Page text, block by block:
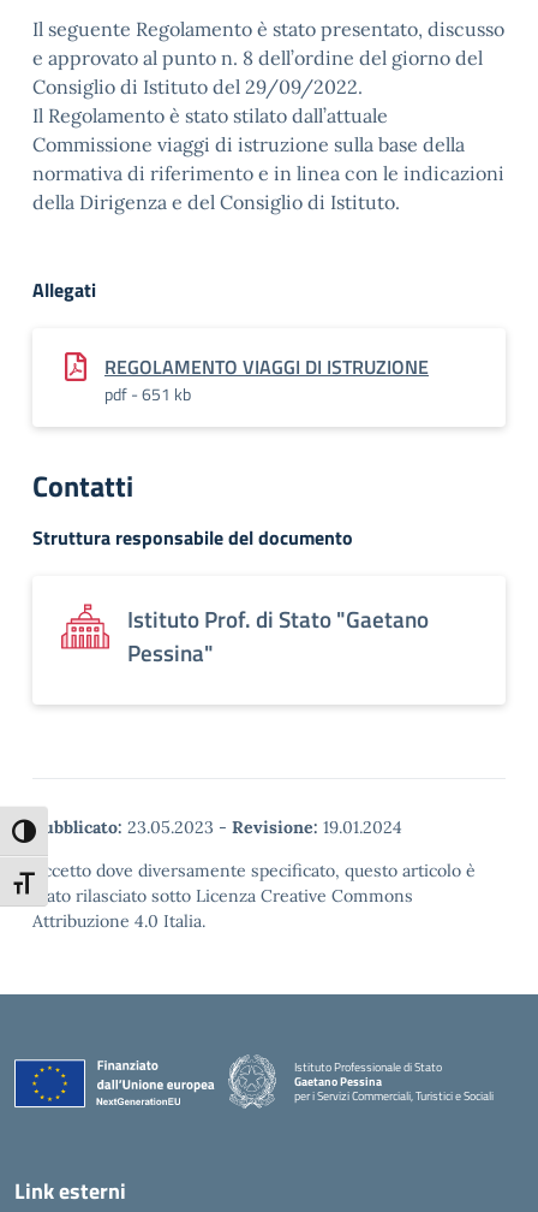
Attiva/disattiva alto contrasto
Attiva/disattiva dimensione testo
Il seguente Regolamento è stato presentato, discusso
e approvato al punto n. 8 dell’ordine del giorno del
Consiglio di Istituto del 29/09/2022.
Il Regolamento è stato stilato dall’attuale
Commissione viaggi di istruzione sulla base della
normativa di riferimento e in linea con le indicazioni
della Dirigenza e del Consiglio di Istituto.
Allegati
REGOLAMENTO VIAGGI DI ISTRUZIONE
pdf - 651 kb
Contatti
Struttura responsabile del documento
Istituto Prof. di Stato "Gaetano
Pessina"
Pubblicato: 23.05.2023 - Revisione: 19.01.2024
Eccetto dove diversamente specificato, questo articolo è
stato rilasciato sotto Licenza Creative Commons
Attribuzione 4.0 Italia.
Istituto Professionale di Stato
Gaetano Pessina
per i Servizi Commerciali, Turistici e Sociali
— Visita la pagina iniziale della scuola
Link esterni